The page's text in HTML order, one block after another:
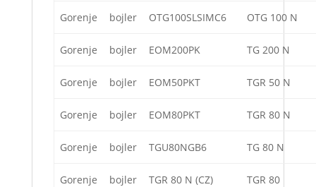
Gorenje bojler OTG100SLSIMC6 OTG 100 N
Gorenje bojler EOM200PK TG 200 N
Gorenje bojler EOM50PKT TGR 50 N
Gorenje bojler EOM80PKT TGR 80 N
Gorenje bojler TGU80NGB6 TG 80 N
Gorenje bojler TGR 80 N (CZ) TGR 80